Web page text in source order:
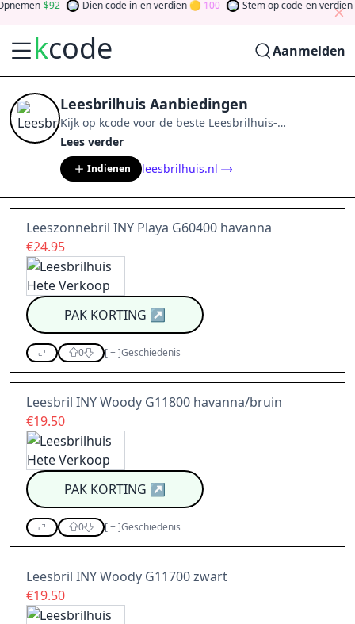
92 Dien code in en verdien 100 Stem op code en verdien
kcode Aanmelden
Leesbrilhuis Aanbiedingen
Kijk op kcode voor de beste Leesbrilhuis-
aanbiedingen van
community en verdien tokens door bij te dragen via
stemmen, testen, delen en meer.
Glücksklee und gewinnen Sie Geld
Lees verder
Indienen leesbrilhuis.nl
Leeszonnebril INY Playa G60400 havanna
€24.95
PAK KORTING ↗
0 [+]Geschiedenis
Leesbril INY Woody G11800 havanna/bruin
€19.50
PAK KORTING ↗
0 [+]Geschiedenis
Leesbril INY Woody G11700 zwart
€19.50